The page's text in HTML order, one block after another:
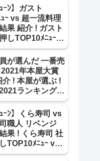
ｰﾝ】ガスト
ｰ vs 超一流料理
果 紹介 ! ガスト
しTOP10ﾒﾆｭｰ
理人 合格･不合
が選んだ 一番売
2021年本屋大賞
介 ! 本屋が選ぶ !
ランキング
様のブランチ】
ｭｰﾝ】くら寿司 vs
職人 リベンジ
寿司 社
TOP10ﾒﾆｭｰ vs
職人 ﾘﾍﾞﾝｼﾞ結果